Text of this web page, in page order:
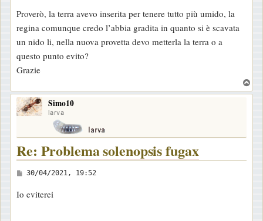
Proverò, la terra avevo inserita per tenere tutto più umido, la
regina comunque credo l’abbia gradita in quanto si è scavata
un nido li, nella nuova provetta devo metterla la terra o a
questo punto evito?
Grazie
o
Simo10
larva
Re: Problema solenopsis fugax
M
s
30/04/2021, 19:52
Io eviterei